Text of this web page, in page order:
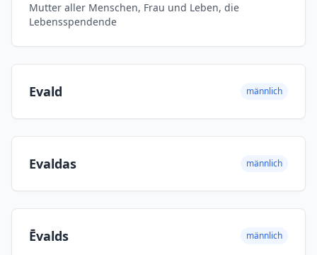
Mutter aller Menschen, Frau und Leben, die
Lebensspendende
Evald männlich
Evaldas männlich
Ēvalds männlich